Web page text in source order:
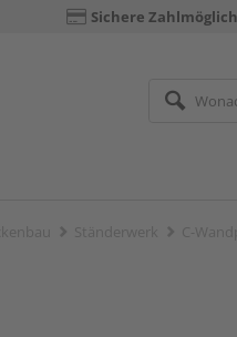
Sichere